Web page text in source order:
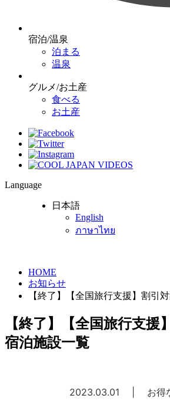
宿泊/温泉
泊まる
温泉
グルメ/お土産
食べる
お土産
Language
日本語
English
ภาษาไทย
HOME
お知らせ
【終了】【全国旅行支援】割引
【終了】【全国旅行支援
宿泊施設一覧
2023.03.01 お得